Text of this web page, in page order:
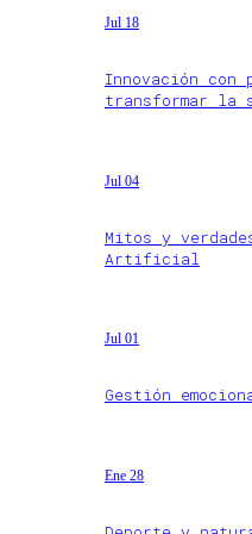
Jul 18
Innovación con
transformar la
Jul 04
Mitos y
Artificial
Jul 01
Gestión
Ene 28